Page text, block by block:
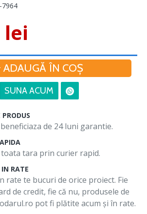
7964
lei
ADAUGĂ ÎN COŞ
SUNA ACUM
de 24 luni garantie.
tara prin curier rapid.
RATE
rate te bucuri de orice proiect. Fie
de credit, fie că nu, produsele de
pot fi plătite acum și în rate.